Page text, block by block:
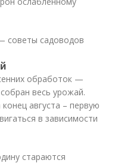
советы садоводов
обработок —
весь урожай.
августа – первую
в зависимости
стараются